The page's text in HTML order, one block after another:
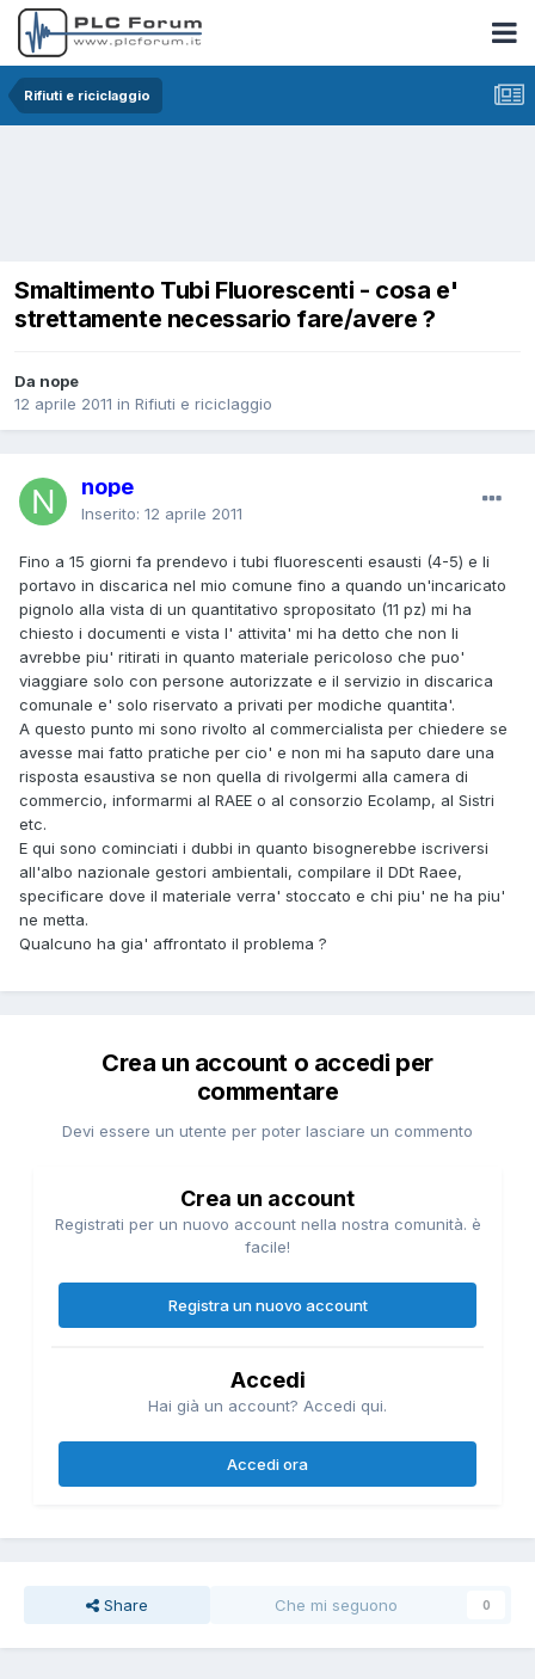
Rifiuti e riciclaggio
Smaltimento Tubi Fluorescenti - cosa e'
strettamente necessario fare/avere ?
Da nope
12 aprile 2011 in Rifiuti e riciclaggio
nope
Inserito: 12 aprile 2011
Fino a 15 giorni fa prendevo i tubi fluorescenti esausti (4-5) e li
portavo in discarica nel mio comune fino a quando un'incaricato
pignolo alla vista di un quantitativo spropositato (11 pz) mi ha
chiesto i documenti e vista l' attivita' mi ha detto che non li
avrebbe piu' ritirati in quanto materiale pericoloso che puo'
viaggiare solo con persone autorizzate e il servizio in discarica
comunale e' solo riservato a privati per modiche quantita'.
A questo punto mi sono rivolto al commercialista per chiedere se
avesse mai fatto pratiche per cio' e non mi ha saputo dare una
risposta esaustiva se non quella di rivolgermi alla camera di
commercio, informarmi al RAEE o al consorzio Ecolamp, al Sistri
etc.
E qui sono cominciati i dubbi in quanto bisognerebbe iscriversi
all'albo nazionale gestori ambientali, compilare il DDt Raee,
specificare dove il materiale verra' stoccato e chi piu' ne ha piu'
ne metta.
Qualcuno ha gia' affrontato il problema ?
Crea un account o accedi per
commentare
Devi essere un utente per poter lasciare un commento
Crea un account
Registrati per un nuovo account nella nostra comunità. è
facile!
Registra un nuovo account
Accedi
Hai già un account? Accedi qui.
Accedi ora
Share Che mi seguono 0